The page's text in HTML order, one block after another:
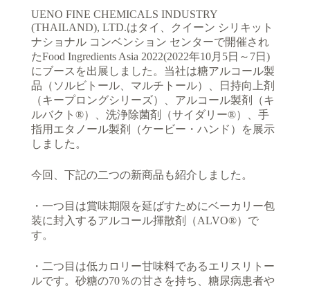
UENO FINE CHEMICALS INDUSTRY
(THAILAND), LTD.はタイ、クイーン シリキット
ナショナル コンベンション センターで開催され
たFood Ingredients Asia 2022(2022年10月5日～7日)
にブースを出展しました。当社は糖アルコール製
品（ソルビトール、マルチトール）、日持向上剤
（キープロングシリーズ）、アルコール製剤（キ
ルバクト®）、洗浄除菌剤（サイダリー®）、手
指用エタノール製剤（ケービー・ハンド）を展示
しました。
今回、下記の二つの新商品も紹介しました。
・一つ目は賞味期限を延ばすためにベーカリー包
装に封入するアルコール揮散剤（ALVO®）で
す。
・二つ目は低カロリー甘味料であるエリスリトー
ルです。砂糖の70％の甘さを持ち、糖尿病患者や